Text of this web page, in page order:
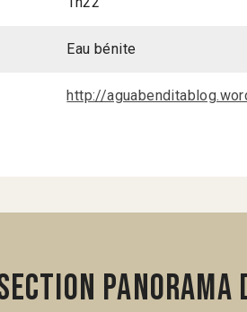
Eau bénite
http://
Panorama